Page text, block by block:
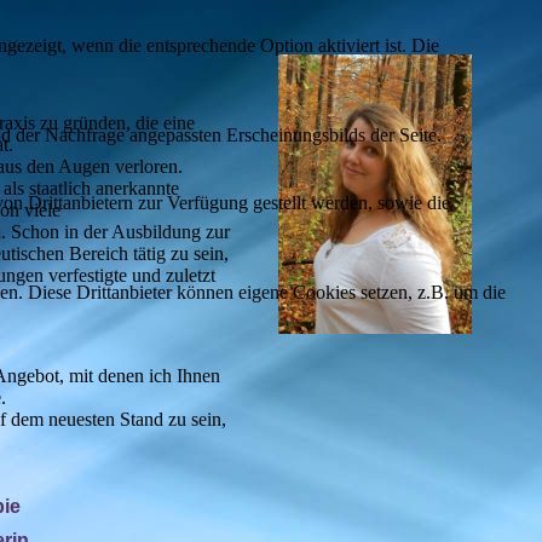
zu gründen, die eine
den Augen verloren.
staatlich anerkannte
viele
Schon in der Ausbildung zur
Bereich tätig zu sein,
verfestigte und zuletzt
mit denen ich Ihnen
neuesten Stand zu sein,
wenn die entsprechende Option aktiviert ist. Die
Nachfrage angepassten Erscheinungsbilds der Seite.
Drittanbietern zur Verfügung gestellt werden, sowie die
Diese Drittanbieter können eigene Cookies setzen, z.B. um die